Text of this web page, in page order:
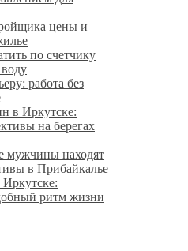
цены и
по счетчику
работа без
в Иркутске:
на берегах
мужчины находят
в Прибайкалье
Иркутске:
ритм жизни